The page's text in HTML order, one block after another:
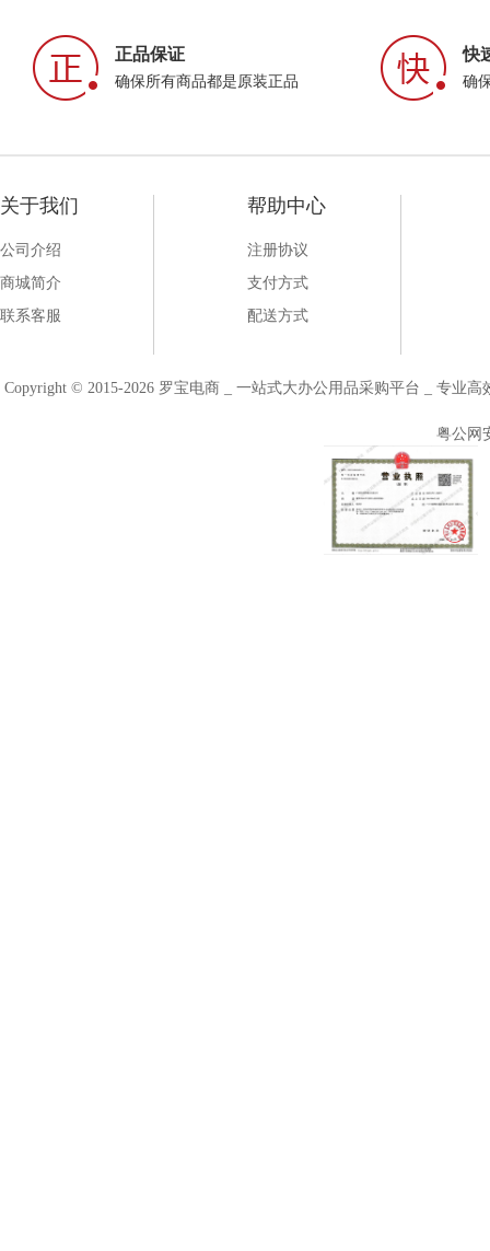
正品保证
确保所有商品都是原装正品
快
确
关于我们
公司介绍
商城简介
联系客服
帮助中心
注册协议
支付方式
配送方式
Copyright © 2015-2026 罗宝电商 _ 一站式大办公用品采购平台 _ 专业
粤公网